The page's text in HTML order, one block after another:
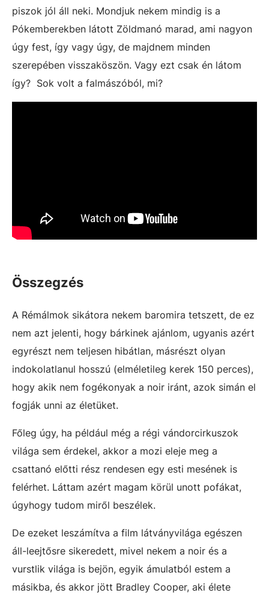
piszok jól áll neki. Mondjuk nekem mindig is a
Pókemberekben látott Zöldmanó marad, ami nagyon
úgy fest, így vagy úgy, de majdnem minden
szerepében visszaköszön. Vagy ezt csak én látom
így? Sok volt a falmászóból, mi?
Összegzés
A Rémálmok sikátora nekem baromira tetszett, de ez
nem azt jelenti, hogy bárkinek ajánlom, ugyanis azért
egyrészt nem teljesen hibátlan, másrészt olyan
indokolatlanul hosszú (elméletileg kerek 150 perces),
hogy akik nem fogékonyak a noir iránt, azok simán el
fogják unni az életüket.
Főleg úgy, ha például még a régi vándorcirkuszok
világa sem érdekel, akkor a mozi eleje meg a
csattanó előtti rész rendesen egy esti mesének is
felérhet. Láttam azért magam körül unott pofákat,
úgyhogy tudom miről beszélek.
De ezeket leszámítva a film látványvilága egészen
áll-leejtősre sikeredett, mivel nekem a noir és a
vurstlik világa is bejön, egyik ámulatból estem a
másikba, és akkor jött Bradley Cooper, aki élete